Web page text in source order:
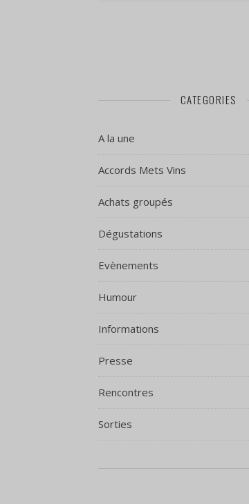
CATEGORIES
A la une
Accords Mets Vins
Achats groupés
Dégustations
Evènements
Humour
Informations
Presse
Rencontres
Sorties